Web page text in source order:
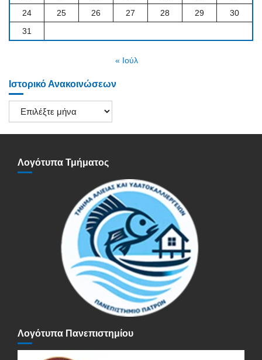
24
25 26 27 28 29
30
31
« Ιούλ
Ιστορικό Ανακοινώσεων
Ιστορικό
Ανακοινώσεων
Λογότυπα Τμήματος
Λογότυπα Πανεπιστημίου